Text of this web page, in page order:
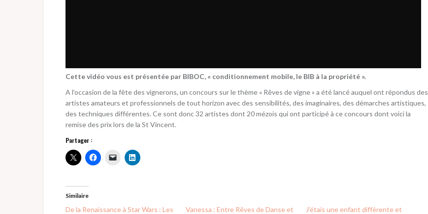
Cette vidéo vous est présentée par BIBOC, « conditionnement mobile, le BIB à la propriété ».
A l’occasion de la fête des vignerons, un concours sur le thème « Rêves de vigne » a été lancé auquel ont répondus des
artistes amateurs et professionnels de tout horizon avec des sensibilités, des imaginaires, des démarches artistiques,
des techniques différentes. Ce sont donc 32 artistes dont 20 mézois qui ont participé à ce concours dont voici la
remise des prix lors de la St Vincent.
Partager :
Similaire
De la Renaissance à Star Wars : Les
Vanessa : Entre Rêves de Danse et
J’étais une enfant différente et